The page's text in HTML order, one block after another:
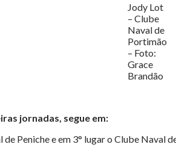
Jody Lot
– Clube
Naval de
Portimão
– Foto:
Grace
Brandão
jornadas, segue em:
Peniche e em 3° lugar o Clube Naval